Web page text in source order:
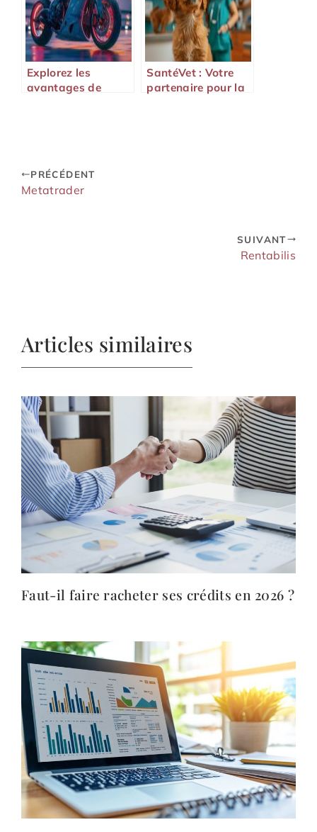
Explorez les
avantages de
SantéVet : Votre
partenaire pour la
PRÉCÉDENT
Metatrader
SUIVANT
Rentabilis
Articles similaires
Faut-il faire racheter ses crédits en 2026 ?